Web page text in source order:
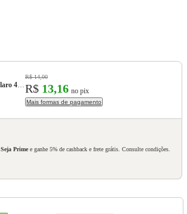
Chip Triplo Claro 4G MG - CHIPTRIPL4MG
R$ 14,00
R$ 13,16 no pix
Mais formas de pagamento
Seja Prime e ganhe 5% de cashback e frete grátis. Consulte condições.